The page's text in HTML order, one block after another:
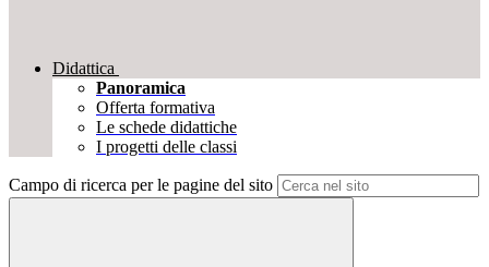
Didattica
Panoramica
Offerta formativa
Le schede didattiche
I progetti delle classi
Campo di ricerca per le pagine del sito